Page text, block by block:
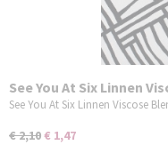
See You At Six Linnen
See You At Six Linnen Viscose
€ 2,10€ 1,47